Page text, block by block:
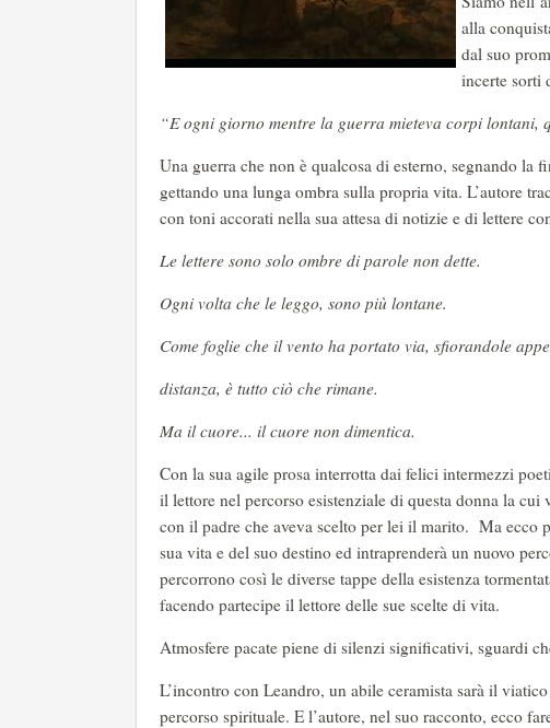
alla
dal suo
incerte sorti
“E ogni giorno mentre la guerra mieteva corpi lontani,
Una guerra che non è qualcosa di esterno, segnando la
gettando una lunga ombra sulla propria vita. L’autore
con toni accorati nella sua attesa di notizie e di lettere
Le lettere sono solo ombre di parole non dette.
Ogni volta che le leggo, sono più lontane.
Come foglie che il vento ha portato via, sfiorandole
distanza, è tutto ciò che rimane.
Ma il cuore... il cuore non dimentica.
Con la sua agile prosa interrotta dai felici intermezzi
il lettore nel percorso esistenziale di questa donna la
con il padre che aveva scelto per lei il marito. Ma ecco
sua vita e del suo destino ed intraprenderà un nuovo
percorrono così le diverse tappe della esistenza
facendo partecipe il lettore delle sue scelte di vita.
Atmosfere pacate piene di silenzi significativi, sguardi
L’incontro con Leandro, un abile ceramista sarà il
percorso spirituale. E l’autore, nel suo racconto, ecco